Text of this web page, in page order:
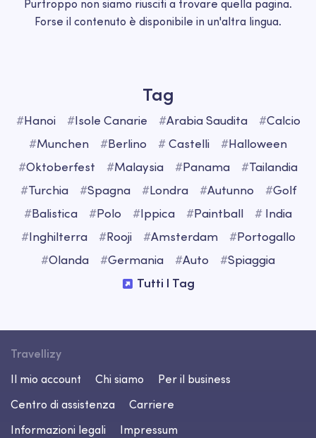
Purtroppo non siamo riusciti a trovare quella pagina.
Forse il contenuto è disponibile in un'altra lingua.
Tag
#Hanoi #Isole Canarie #Arabia Saudita #Calcio
#Munchen #Berlino #Castelli #Halloween
#Oktoberfest #Malaysia #Panama #Tailandia
#Turchia #Spagna #Londra #Autunno #Golf
#Balistica #Polo #Ippica #Paintball # India
#Inghilterra #Rooji #Amsterdam #Portogallo
#Olanda #Germania #Auto #Spiaggia
Tutti I Tag
Travellizy
Il mio account
Chi siamo
Per il business
Centro di assistenza
Carriere
Informazioni legali
Impressum